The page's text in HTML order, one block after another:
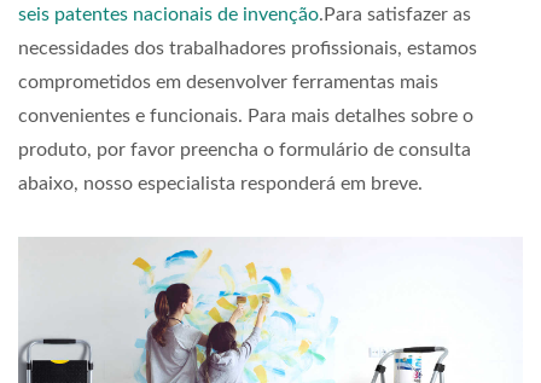
seis patentes nacionais de invenção.Para satisfazer as
necessidades dos trabalhadores profissionais, estamos
comprometidos em desenvolver ferramentas mais
convenientes e funcionais. Para mais detalhes sobre o
produto, por favor preencha o formulário de consulta
abaixo, nosso especialista responderá em breve.